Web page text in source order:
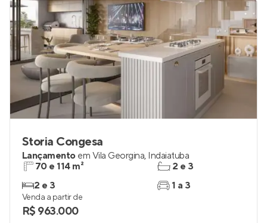
Storia Congesa
Lançamento em Vila Georgina, Indaiatuba
70 e 114 m²
2 e 3
2 e 3
1 a 3
Venda a partir de
R$ 963.000